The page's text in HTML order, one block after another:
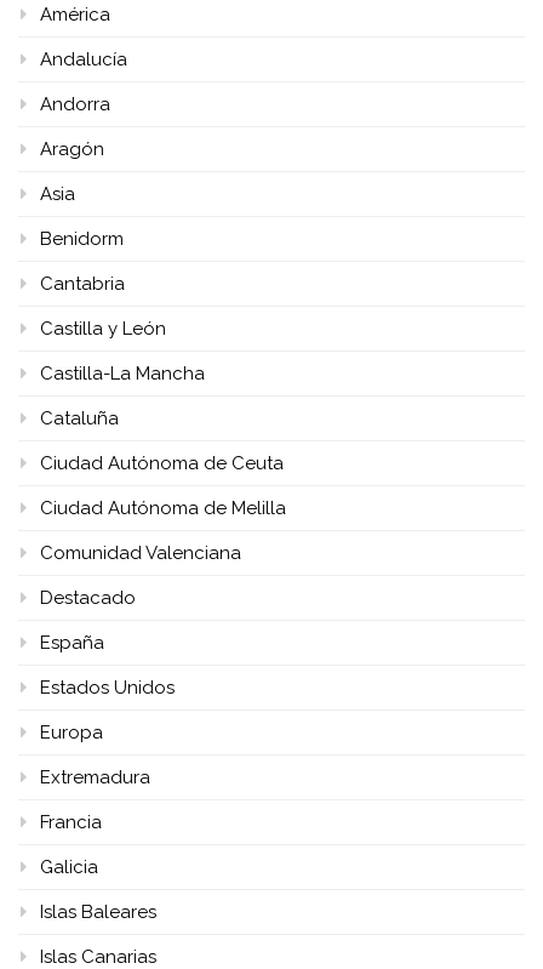
América
Andalucía
Andorra
Aragón
Asia
Benidorm
Cantabria
Castilla y León
Castilla-La Mancha
Cataluña
Ciudad Autónoma de Ceuta
Ciudad Autónoma de Melilla
Comunidad Valenciana
Destacado
España
Estados Unidos
Europa
Extremadura
Francia
Galicia
Islas Baleares
Islas Canarias